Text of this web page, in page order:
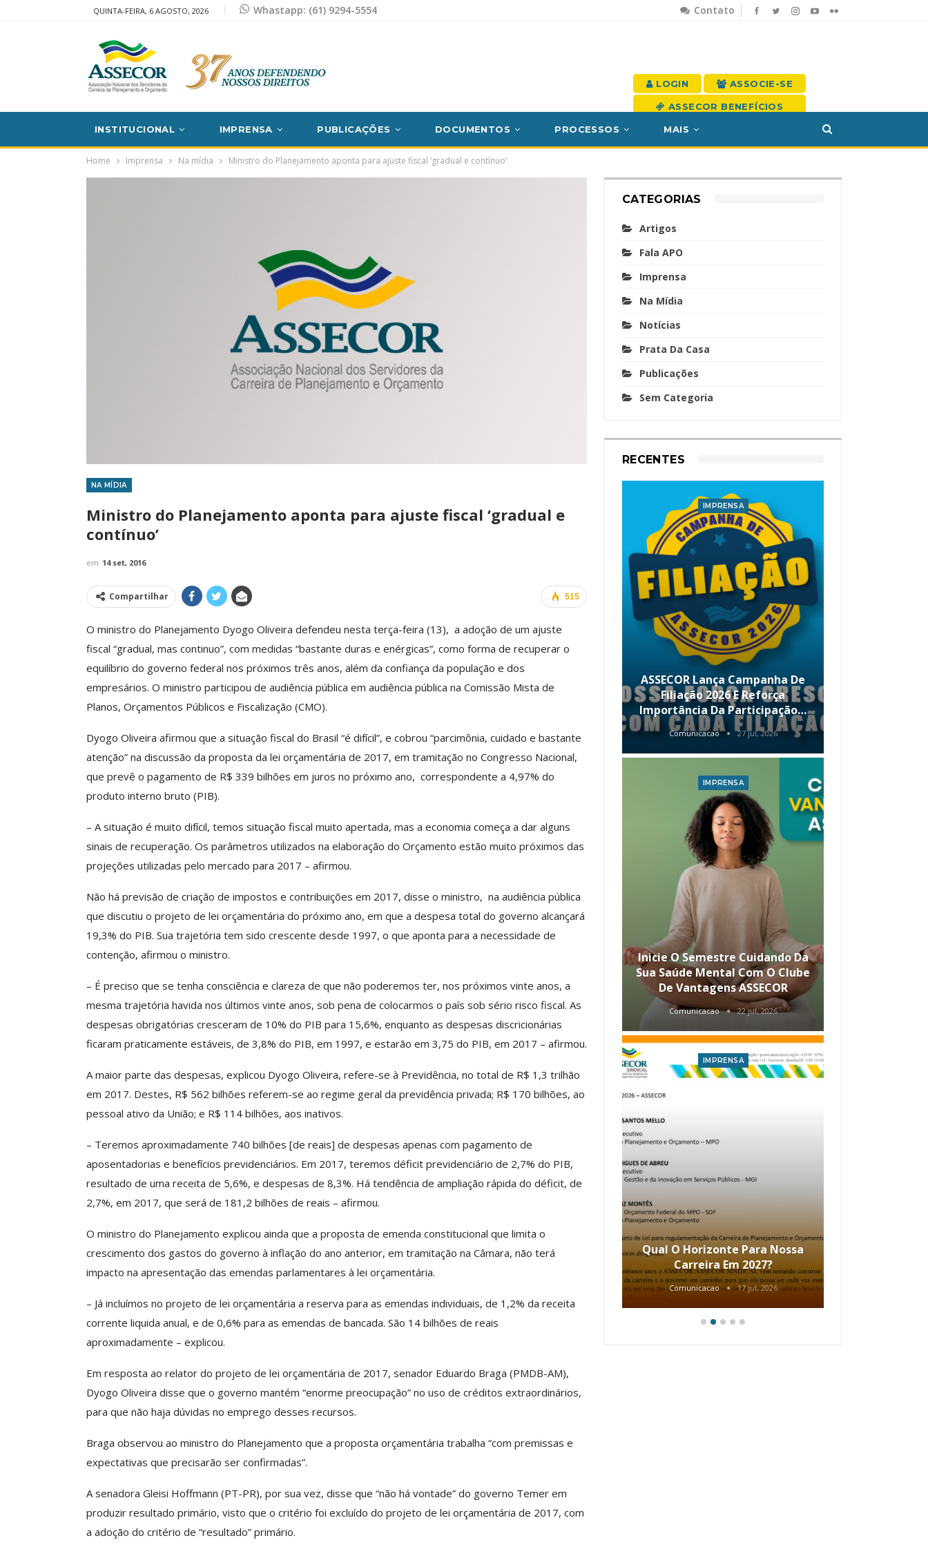
Contato
QUINTA-FEIRA, 6 AGOSTO, 2026 Whastapp: (61) 9294-5554
LOGIN ASSOCIE-SE
ASSECOR BENEFÍCIOS
INSTITUCIONAL IMPRENSA PUBLICAÇÕES DOCUMENTOS PROCESSOS MAIS
Home Imprensa Na mídia Ministro do Planejamento aponta para ajuste fiscal ‘gradual e contínuo’
NA MÍDIA
Ministro do Planejamento aponta para ajuste fiscal ‘gradual e
contínuo’
em 14 set, 2016
515
Compartilhar
O ministro do Planejamento Dyogo Oliveira defendeu nesta terça-feira (13), a adoção de um ajuste
fiscal “gradual, mas continuo”, com medidas “bastante duras e enérgicas”, como forma de recuperar o
equilíbrio do governo federal nos próximos três anos, além da confiança da população e dos
empresários. O ministro participou de audiência pública em audiência pública na Comissão Mista de
Planos, Orçamentos Públicos e Fiscalização (CMO).
Dyogo Oliveira afirmou que a situação fiscal do Brasil “é difícil”, e cobrou “parcimônia, cuidado e bastante
atenção” na discussão da proposta da lei orçamentária de 2017, em tramitação no Congresso Nacional,
que prevê o pagamento de R$ 339 bilhões em juros no próximo ano, correspondente a 4,97% do
produto interno bruto (PIB).
– A situação é muito difícil, temos situação fiscal muito apertada, mas a economia começa a dar alguns
sinais de recuperação. Os parâmetros utilizados na elaboração do Orçamento estão muito próximos das
projeções utilizadas pelo mercado para 2017 – afirmou.
Não há previsão de criação de impostos e contribuições em 2017, disse o ministro, na audiência pública
que discutiu o projeto de lei orçamentária do próximo ano, em que a despesa total do governo alcançará
19,3% do PIB. Sua trajetória tem sido crescente desde 1997, o que aponta para a necessidade de
contenção, afirmou o ministro.
– É preciso que se tenha consciência e clareza de que não poderemos ter, nos próximos vinte anos, a
mesma trajetória havida nos últimos vinte anos, sob pena de colocarmos o país sob sério risco fiscal. As
despesas obrigatórias cresceram de 10% do PIB para 15,6%, enquanto as despesas discricionárias
ficaram praticamente estáveis, de 3,8% do PIB, em 1997, e estarão em 3,75 do PIB, em 2017 – afirmou.
A maior parte das despesas, explicou Dyogo Oliveira, refere-se à Previdência, no total de R$ 1,3 trilhão
em 2017. Destes, R$ 562 bilhões referem-se ao regime geral da previdência privada; R$ 170 bilhões, ao
pessoal ativo da União; e R$ 114 bilhões, aos inativos.
– Teremos aproximadamente 740 bilhões [de reais] de despesas apenas com pagamento de
aposentadorias e benefícios previdenciários. Em 2017, teremos déficit previdenciário de 2,7% do PIB,
resultado de uma receita de 5,6%, e despesas de 8,3%. Há tendência de ampliação rápida do déficit, de
2,7%, em 2017, que será de 181,2 bilhões de reais – afirmou.
O ministro do Planejamento explicou ainda que a proposta de emenda constitucional que limita o
crescimento dos gastos do governo à inflação do ano anterior, em tramitação na Câmara, não terá
impacto na apresentação das emendas parlamentares à lei orçamentária.
– Já incluímos no projeto de lei orçamentária a reserva para as emendas individuais, de 1,2% da receita
corrente liquida anual, e de 0,6% para as emendas de bancada. São 14 bilhões de reais
aproximadamente – explicou.
Em resposta ao relator do projeto de lei orçamentária de 2017, senador Eduardo Braga (PMDB-AM),
Dyogo Oliveira disse que o governo mantém “enorme preocupação” no uso de créditos extraordinários,
para que não haja dúvidas no emprego desses recursos.
Braga observou ao ministro do Planejamento que a proposta orçamentária trabalha “com premissas e
expectativas que precisarão ser confirmadas”.
A senadora Gleisi Hoffmann (PT-PR), por sua vez, disse que “não há vontade” do governo Temer em
produzir resultado primário, visto que o critério foi excluído do projeto de lei orçamentária de 2017, com
a adoção do critério de “resultado” primário.
CATEGORIAS
Artigos
Fala APO
Imprensa
Na Mídia
Notícias
Prata Da Casa
Publicações
Sem Categoria
RECENTES
Clube De Benefícios ASSECOR
Reúne Dezenas De Escolas De
Idiomas Com Condições…
Comunicacao 29 jun, 2026
IMPRENSA
ASSECOR Acompanha Reunião
Da Mesa Nacional De
Reforça…
Comunicacao 26 jun, 2026
O Futuro Da Nossa Carreira Em
Debate
Presidente Da ASSECOR
Participa De Debate Sobre A
Comunicacao 5 ago, 2026
IMPRENSA
Sindical
Comunicacao 29 jul, 2026
Realizados No Primeiro
Semestre Mostram A
IMPRENSA
ASSECOR Lança Campanha De
Filiação 2026 E Reforça
Importância Da Participação…
Comunicacao 27 jul, 2026
IMPRENSA
Inicie O Semestre Cuidando Da
Sua Saúde Mental Com O Clube
De Vantagens ASSECOR
Comunicacao 22 jul, 2026
IMPRENSA
Qual O Horizonte Para Nossa
Carreira Em 2027?
Comunicacao 17 jul, 2026